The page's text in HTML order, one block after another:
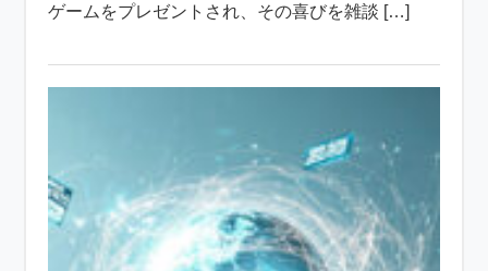
ゲームをプレゼントされ、その喜びを雑談 […]